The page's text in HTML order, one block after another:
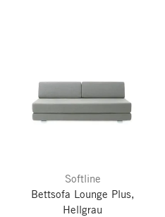
Softline
Bettsofa Lounge Plus,
Hellgrau